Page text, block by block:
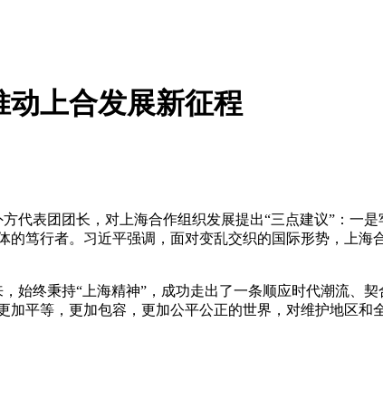
动上合发展新征程
表团团长，对上海合作组织发展提出“三点建议”：一是
笃行者。习近平强调，面对变乱交织的国际形势，上海
终秉持“上海精神”，成功走出了一条顺应时代潮流、
平等，更加包容，更加公平公正的世界，对维护地区和